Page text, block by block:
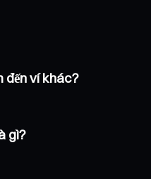
đến ví khác?
gì?